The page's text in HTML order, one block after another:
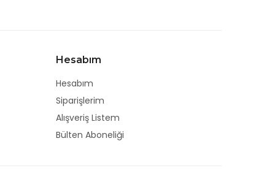
Hesabım
Hesabım
Siparişlerim
Alışveriş Listem
Bülten Aboneliği